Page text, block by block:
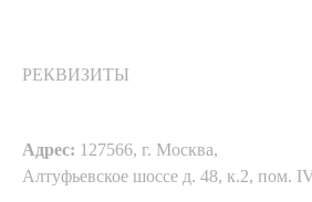
РЕКВИЗИТЫ
Адрес: 127566, г. Москва,
Алтуфьевское шоссе д. 48, к.2, пом.